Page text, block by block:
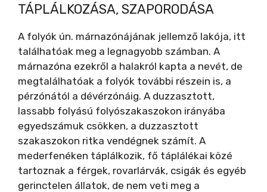
TÁPLÁLKOZÁSA, SZAPORODÁSA
A folyók ún. márnazónájának jellemző lakója, itt
találhatóak meg a legnagyobb számban. A
márnazóna ezekről a halakról kapta a nevét, de
megtalálhatóak a folyók további részein is, a
pérzónától a dévérzónáig. A duzzasztott,
lassabb folyású folyószakaszokon irányába
egyedszámuk csökken, a duzzasztott
szakaszokon ritka vendégnek számít. A
mederfenéken táplálkozik, fő táplálékai közé
tartoznak a férgek, rovarlárvák, csigák és egyéb
gerinctelen állatok, de nem veti meg a